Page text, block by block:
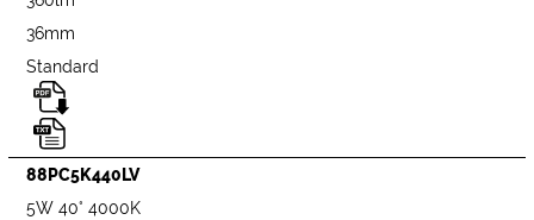
36mm
Standard
88PC5K440LV
5W 40° 4000K